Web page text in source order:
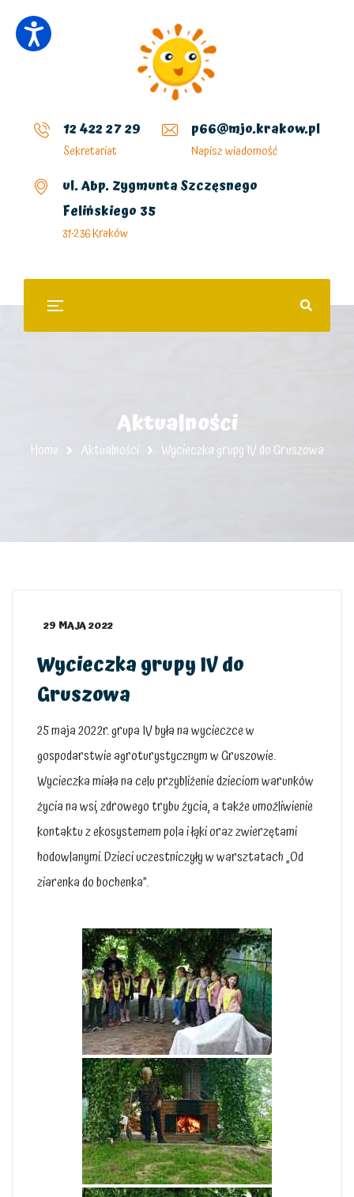
12 422 27 29
Sekretariat
p66@mjo.krakow.pl
Napisz wiadomość
ul. Abp. Zygmunta Szczęsnego
Felińskiego 35
31-236 Kraków
Aktualności
Home Aktualności Wycieczka grupy IV do Gruszowa
29 MAJA 2022
Wycieczka grupy IV do
Gruszowa
25 maja 2022r. grupa IV była na wycieczce w
gospodarstwie agroturystycznym w Gruszowie.
Wycieczka miała na celu przybliżenie dzieciom warunków
życia na wsi, zdrowego trybu życia, a także umożliwienie
kontaktu z ekosystemem pola i łąki oraz zwierzętami
hodowlanymi. Dzieci uczestniczyły w warsztatach „Od
ziarenka do bochenka”.